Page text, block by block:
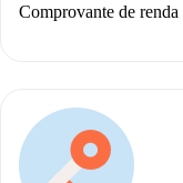
Comprovante de renda